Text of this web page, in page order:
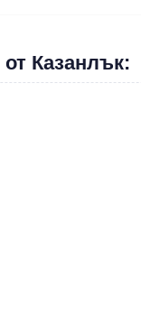
Казанлък: